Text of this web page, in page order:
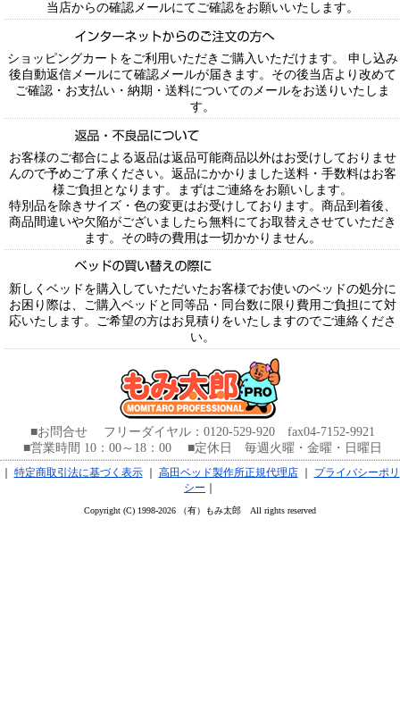
当店からの確認メールにてご確認をお願いいたします。
ショッピングカートをご利用いただきご購入いただけます。 申し込み
後自動返信メールにて確認メールが届きます。その後当店より改めて
ご確認・お支払い・納期・送料についてのメールをお送りいたしま
す。
お客様のご都合による返品は返品可能商品以外はお受けしておりませ
んので予めご了承ください。返品にかかりました送料・手数料はお客
様ご負担となります。まずはご連絡をお願いします。
特別品を除きサイズ・色の変更はお受けしております。商品到着後、
商品間違いや欠陥がございましたら無料にてお取替えさせていただき
ます。その時の費用は一切かかりません。
新しくベッドを購入していただいたお客様でお使いのベッドの処分に
お困り際は、ご購入ベッドと同等品・同台数に限り費用ご負担にて対
応いたします。ご希望の方はお見積りをいたしますのでご連絡くださ
い。
■お問合せ フリーダイヤル：0120-529-920 fax04-7152-9921
■営業時間 10：00～18：00 ■定休日 毎週火曜・金曜・日曜日
特定商取引法に基づく表示｜ 高田ベッド製作所正規代理店｜
プライバシーポリ
シー
Copyright (C) 1998-2026 （有）もみ太郎 All rights reserved